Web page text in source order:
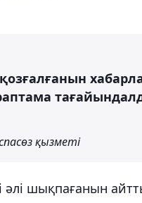
қызметі
әлі шықпағанын